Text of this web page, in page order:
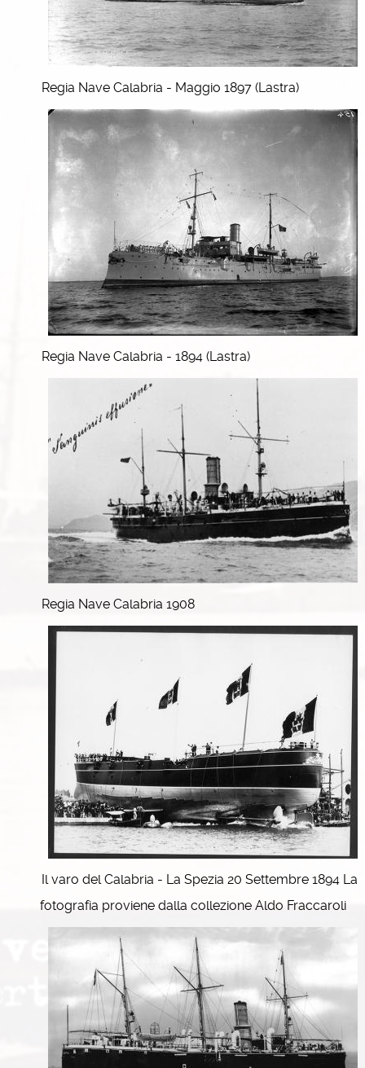
Regia Nave Calabria - Maggio 1897 (Lastra)
Regia Nave Calabria - 1894 (Lastra)
Regia Nave Calabria 1908
Il varo del Calabria - La Spezia 20 Settembre 1894 La
fotografia proviene dalla collezione Aldo Fraccaroli